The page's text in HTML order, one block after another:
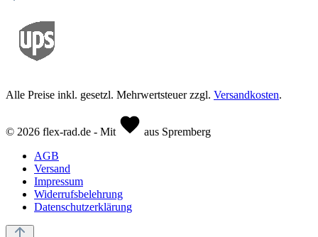
Alle Preise inkl. gesetzl. Mehrwertsteuer zzgl. Versandkosten.
© 2026 flex-rad.de - Mit
aus Spremberg
AGB
Versand
Impressum
Widerrufsbelehrung
Datenschutzerklärung